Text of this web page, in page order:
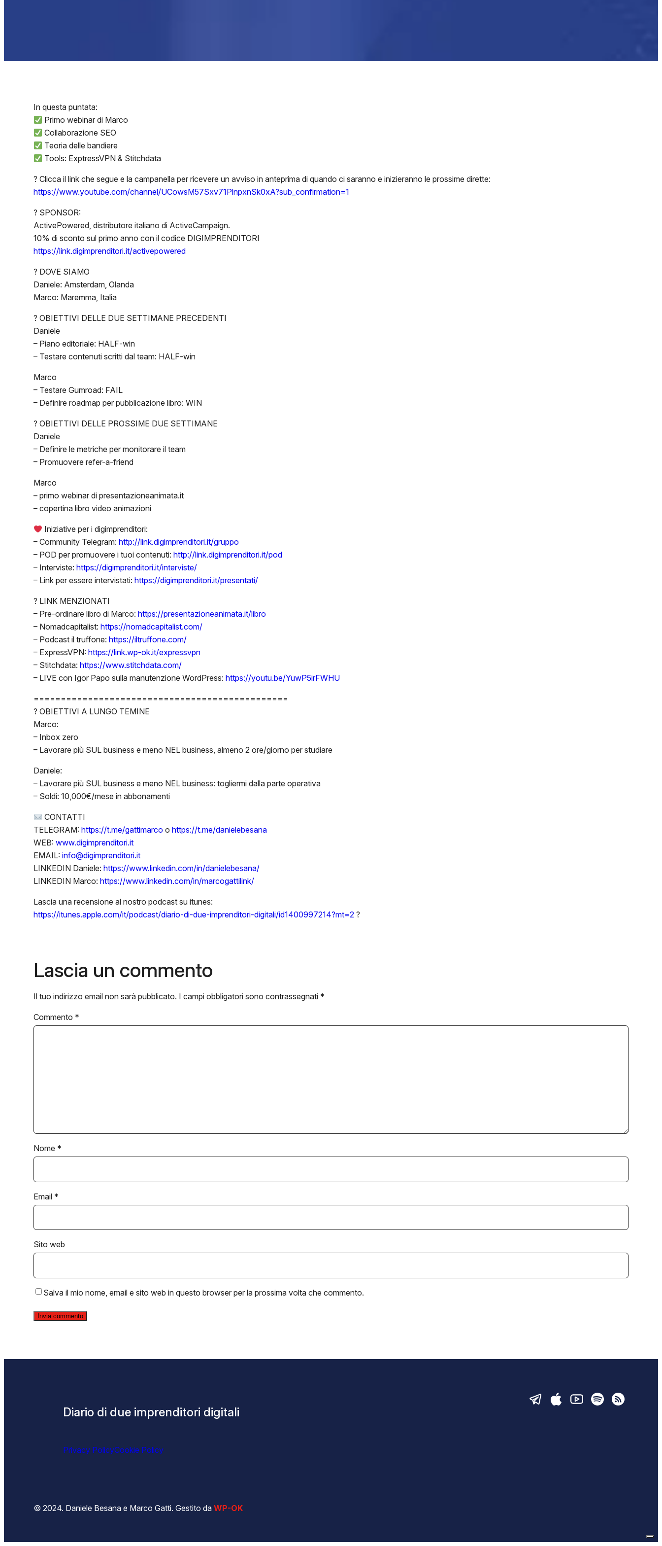
In questa puntata:
Primo webinar di Marco
Collaborazione SEO
Teoria delle bandiere
Tools: ExptressVPN & Stitchdata
? Clicca il link che segue e la campanella per ricevere un avviso in anteprima di quando ci saranno e inizieranno le prossime dirette:
https://www.youtube.com/channel/UCowsM57Sxv71PlnpxnSk0xA?sub_confirmation=1
? SPONSOR:
ActivePowered, distributore italiano di ActiveCampaign.
10% di sconto sul primo anno con il codice DIGIMPRENDITORI
https://link.digimprenditori.it/activepowered
? DOVE SIAMO
Daniele: Amsterdam, Olanda
Marco: Maremma, Italia
? OBIETTIVI DELLE DUE SETTIMANE PRECEDENTI
Daniele
– Piano editoriale: HALF-win
– Testare contenuti scritti dal team: HALF-win
Marco
– Testare Gumroad: FAIL
– Definire roadmap per pubblicazione libro: WIN
? OBIETTIVI DELLE PROSSIME DUE SETTIMANE
Daniele
– Definire le metriche per monitorare il team
– Promuovere refer-a-friend
Marco
– primo webinar di presentazioneanimata.it
– copertina libro video animazioni
Iniziative per i digimprenditori:
– Community Telegram: http://link.digimprenditori.it/gruppo
– POD per promuovere i tuoi contenuti: http://link.digimprenditori.it/pod
– Interviste: https://digimprenditori.it/interviste/
– Link per essere intervistati: https://digimprenditori.it/presentati/
? LINK MENZIONATI
– Pre-ordinare libro di Marco: https://presentazioneanimata.it/libro
– Nomadcapitalist: https://nomadcapitalist.com/
– Podcast il truffone: https://iltruffone.com/
– ExpressVPN: https://link.wp-ok.it/expressvpn
– Stitchdata: https://www.stitchdata.com/
– LIVE con Igor Papo sulla manutenzione WordPress: https://youtu.be/YuwP5irFWHU
===============================================
? OBIETTIVI A LUNGO TEMINE
Marco:
– Inbox zero
– Lavorare più SUL business e meno NEL business, almeno 2 ore/giorno per studiare
Daniele:
– Lavorare più SUL business e meno NEL business: togliermi dalla parte operativa
– Soldi: 10,000€/mese in abbonamenti
CONTATTI
TELEGRAM: https://t.me/gattimarco o https://t.me/danielebesana
WEB: www.digimprenditori.it
EMAIL: info@digimprenditori.it
LINKEDIN Daniele: https://www.linkedin.com/in/danielebesana/
LINKEDIN Marco: https://www.linkedin.com/in/marcogattilink/
Lascia una recensione al nostro podcast su itunes:
https://itunes.apple.com/it/podcast/diario-di-due-imprenditori-digitali/id1400997214?mt=2 ?️
Lascia un commento
Il tuo indirizzo email non sarà pubblicato. I campi obbligatori sono contrassegnati *
Commento *
Nome *
Email *
Sito web
Salva il mio nome, email e sito web in questo browser per la prossima volta che commento.
Diario di due imprenditori digitali
Privacy PolicyCookie Policy
© 2024. Daniele Besana e Marco Gatti. Gestito da WP-OK